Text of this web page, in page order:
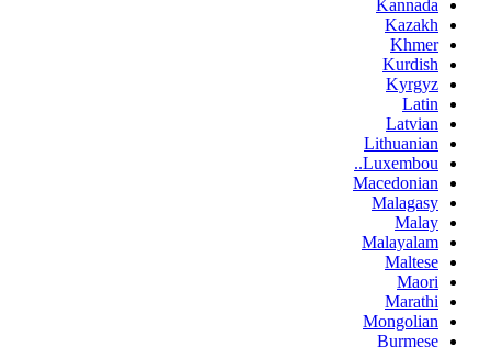
Kannada
Kazakh
Khmer
Kurdish
Kyrgyz
Latin
Latvian
Lithuanian
Luxembou..
Macedonian
Malagasy
Malay
Malayalam
Maltese
Maori
Marathi
Mongolian
Burmese